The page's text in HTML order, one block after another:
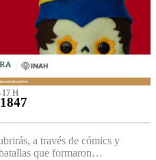
17 H
a través de cómics y
que formaron…